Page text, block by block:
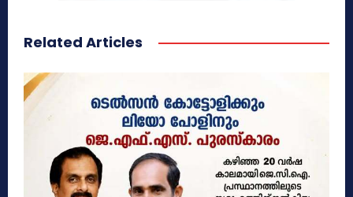
Related Articles